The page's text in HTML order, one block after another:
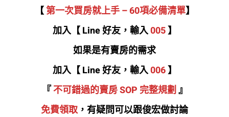
【第一次買房就上手 – 60項必備清單】
加入【 Line 好友，輸入005】
如果是有賣房的需求
加入【 Line 好友，輸入006】
『不可錯過的賣房 SOP 完整規劃』
免費領取，有疑問可以跟俊宏做討論